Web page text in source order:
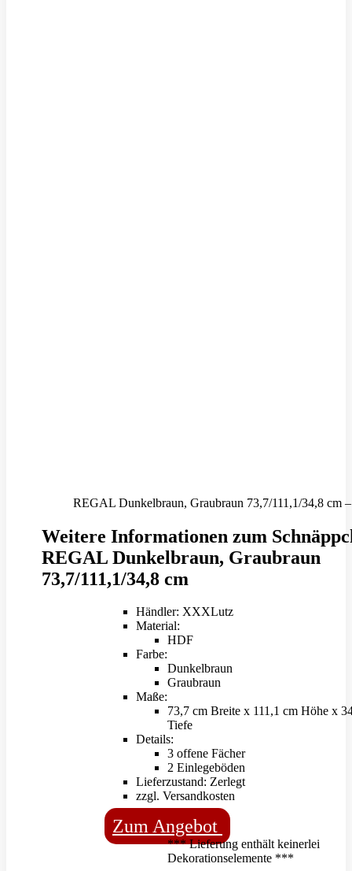
REGAL Dunkelbraun, Graubraun 73,7/111,1/34,8 cm
Weitere Informationen zum
REGAL Dunkelbraun, Graubraun
73,7/111,1/34,8 cm
Händler: XXXLutz
Material:
HDF
Farbe:
Dunkelbraun
Graubraun
Maße:
73,7 cm Breite x 111,1 cm Höhe x
Tiefe
Details:
3 offene Fächer
2 Einlegeböden
Lieferzustand: Zerlegt
zzgl. Versandkosten
Zum Angebot
*** Lieferung enthält keinerlei
Dekorationselemente ***